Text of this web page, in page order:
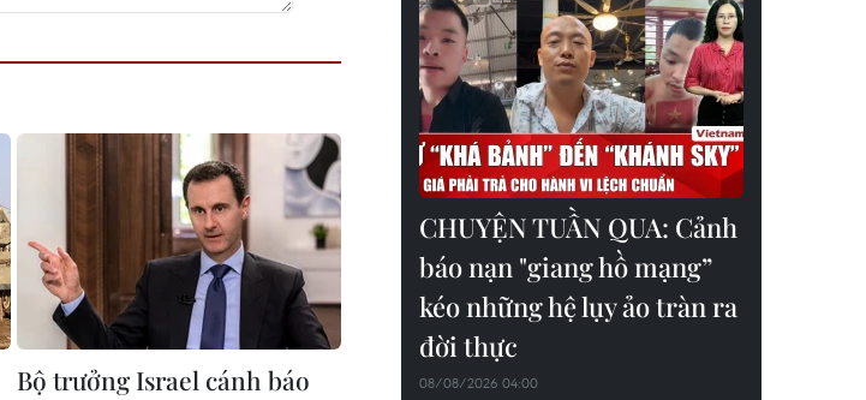
Bộ trưởng Israel cánh báo
CHUYỆN TUẦN QUA: Cảnh
báo nạn "giang hồ mạng”
kéo những hệ lụy ảo tràn ra
đời thực
08/08/2026 04:00